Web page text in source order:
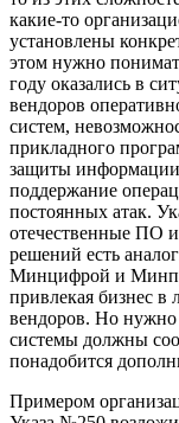
какие-то
установлены
этом нужно
году оказались в
вендоров
систем,
прикладного
защиты
поддержание
постоянных атак.
отечественные ПО
решений есть
Минцифрой и
привлекая бизнес
вендоров. Но нужно
системы должны
понадобится
Примером